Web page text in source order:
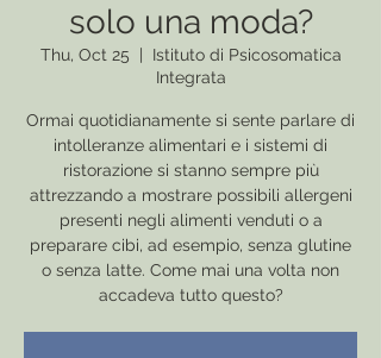
solo una moda?
Thu, Oct 25
Istituto di Psicosomatica
Integrata
Ormai quotidianamente si sente parlare di
intolleranze alimentari e i sistemi di
ristorazione si stanno sempre più
attrezzando a mostrare possibili allergeni
presenti negli alimenti venduti o a
preparare cibi, ad esempio, senza glutine
o senza latte. Come mai una volta non
accadeva tutto questo?